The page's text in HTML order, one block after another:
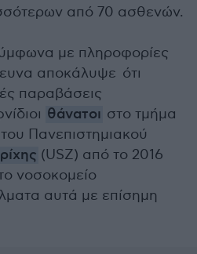
από 70 ασθενών.
με πληροφορίες
αποκάλυψε ότι
παραβάσεις
θάνατοι στο τμήμα
του Πανεπιστημιακού
(USZ) από το 2016
νοσοκομείο
αυτά με επίσημη